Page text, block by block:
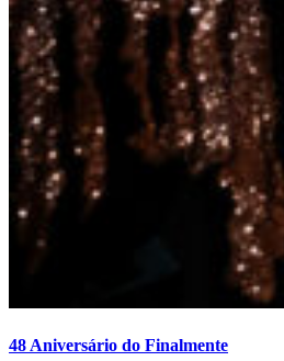
48 Aniversário do Finalmente